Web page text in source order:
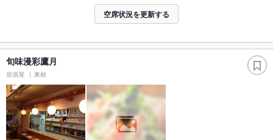
空席状況を更新する
旬味漫彩鷹月
居酒屋 東根